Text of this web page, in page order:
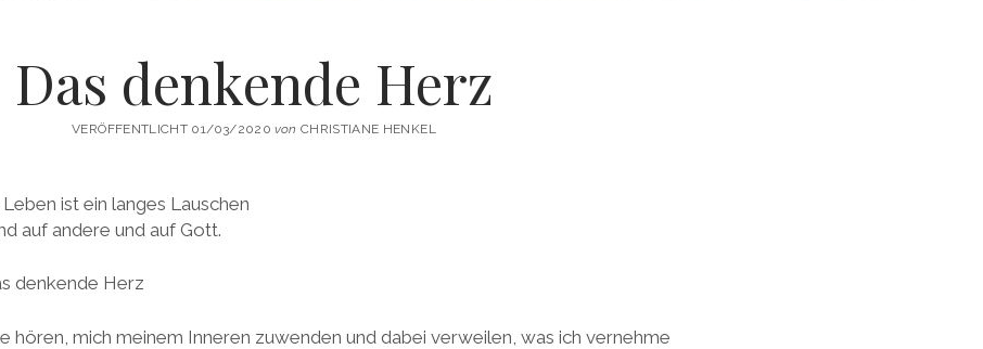
Das denkende Herz
VERÖFFENTLICHT 01/03/2020von CHRISTIANE HENKEL
ist ein langes Lauschen
auf andere und auf Gott.
denkende Herz
hören, mich meinem Inneren zuwenden und dabei verweilen, was ich vernehme